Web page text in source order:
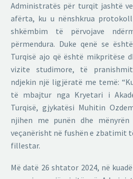
Administratës për turqit jashtë
afërta, ku u nënshkrua
shkëmbim të përvojave
përmendura. Duke qenë se
Turqisë ajo që është mikpritëse
vizite studimore, të
ndjekin një ligjëratë me temë:
të mbajtur nga Kryetari i
Turqisë, gjykatësi Muhitin
njihen me punën dhe
veçanërisht në fushën e
fillestar.
Më datë 26 shtator 2024, në